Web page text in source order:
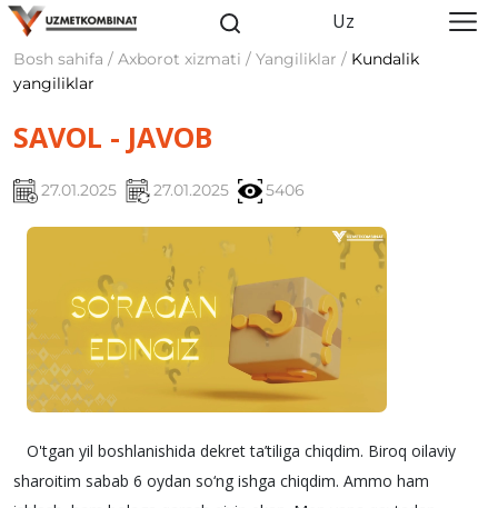
Uz
Bosh sahifa / Axborot xizmati / Yangiliklar / Kundalik
yangiliklar
SAVOL - JAVOB
27.01.2025 27.01.2025 5406
O'tgan yil boshlanishida dekret ta’tiliga chiqdim. Biroq oilaviy
sharoitim sabab 6 oydan so‘ng ishga chiqdim. Ammo ham